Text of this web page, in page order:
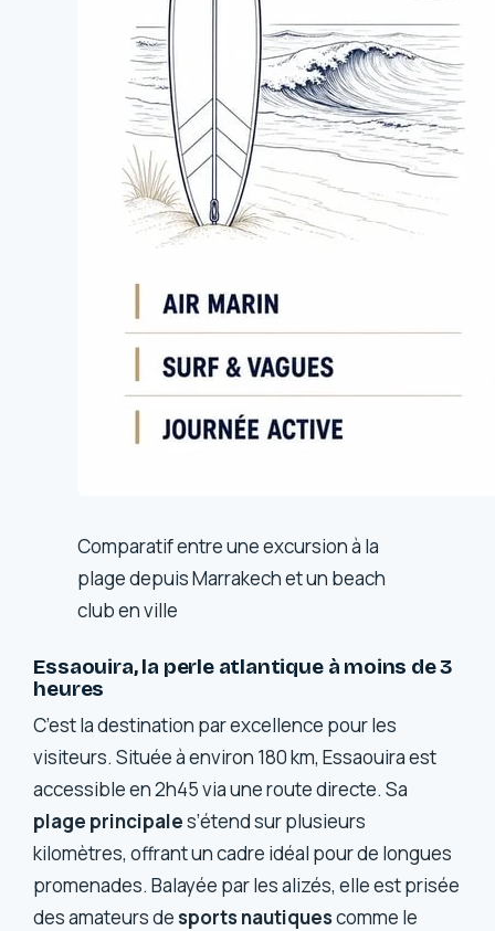
Comparatif entre une excursion à la
plage depuis Marrakech et un beach
club en ville
Essaouira, la perle atlantique à moins de 3
heures
C’est la destination par excellence pour les
visiteurs. Située à environ 180 km, Essaouira est
accessible en 2h45 via une route directe. Sa
plage principales’étend sur plusieurs
kilomètres, offrant un cadre idéal pour de longues
promenades. Balayée par les alizés, elle est prisée
des amateurs de sports nautiquescomme le